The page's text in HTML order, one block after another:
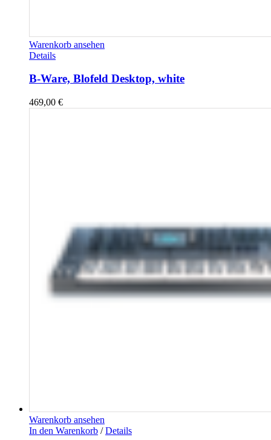
Warenkorb ansehen
Details
B-Ware, Blofeld Desktop, white
469,00 €
Warenkorb ansehen
In den Warenkorb / Details